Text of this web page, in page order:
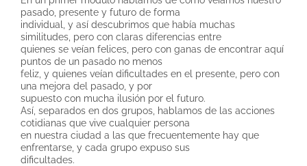
pasado, presente y futuro de forma
individual, y así descubrimos que había muchas
similitudes, pero con claras diferencias entre
quienes se veían felices, pero con ganas de encontrar aquí
puntos de un pasado no menos
feliz, y quienes veían dificultades en el presente, pero con
una mejora del pasado, y por
supuesto con mucha ilusión por el futuro.
Así, separados en dos grupos, hablamos de las acciones
cotidianas que vive cualquier persona
en nuestra ciudad a las que frecuentemente hay que
enfrentarse, y cada grupo expuso sus
dificultades.